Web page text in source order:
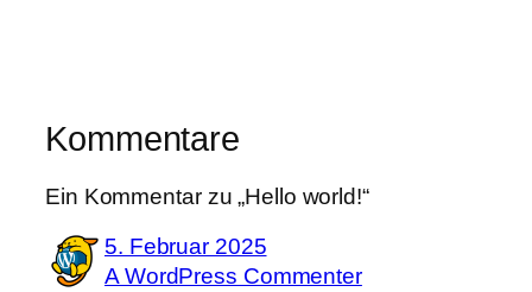
Kommentare
Ein Kommentar zu „Hello world!“
5. Februar 2025
A WordPress Commenter